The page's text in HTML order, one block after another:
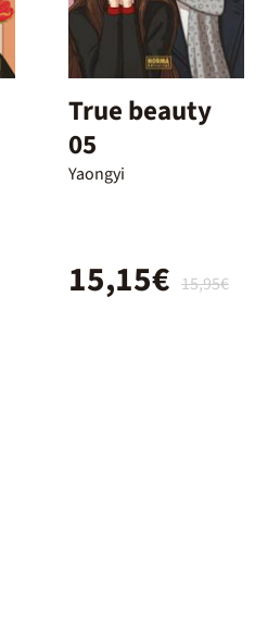
True beauty
05
Yaongyi
15,95€
15,15€